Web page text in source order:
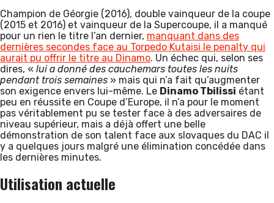
Champion de Géorgie (2016), double vainqueur de la coupe
(2015 et 2016) et vainqueur de la Supercoupe, il a manqué
pour un rien le titre l’an dernier, manquant dans des
dernières secondes face au Torpedo Kutaisi le penalty qui
aurait pu offrir le titre au Dinamo. Un échec qui, selon ses
dires, « lui a donné des cauchemars toutes les nuits
pendant trois semaines » mais qui n’a fait qu’augmenter
son exigence envers lui-même. Le Dinamo Tbilissi étant
peu en réussite en Coupe d’Europe, il n’a pour le moment
pas véritablement pu se tester face à des adversaires de
niveau supérieur, mais a déjà offert une belle
démonstration de son talent face aux slovaques du DAC il
y a quelques jours malgré une élimination concédée dans
les dernières minutes.
Utilisation actuelle